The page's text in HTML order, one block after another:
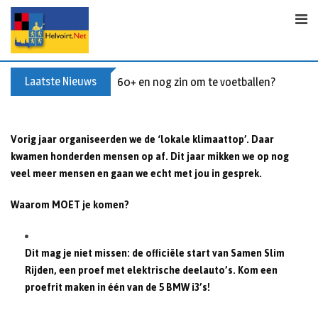
p
Laatste Nieuws 60+ en nog zin om te voetballen? Kom
Vorig jaar organiseerden we de ‘lokale klimaattop’. Daar
kwamen honderden mensen op af. Dit jaar mikken we op nog
veel meer mensen en gaan we echt met jou in gesprek.
Waarom MOET je komen?
Dit mag je niet missen: de officiële start van Samen Slim
Rijden, een proef met elektrische deelauto’s. Kom een
proefrit maken in één van de 5 BMW i3’s!